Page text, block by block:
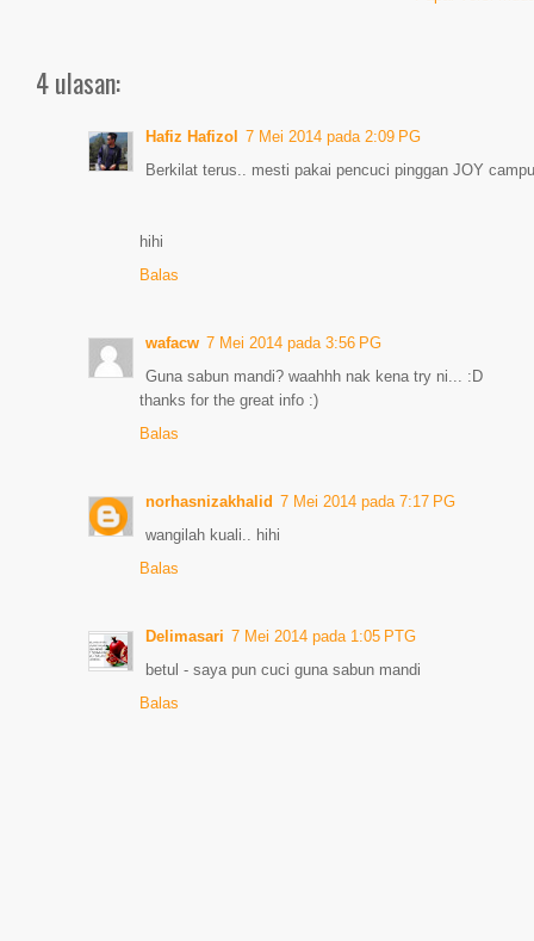
4 ulasan:
Hafiz Hafizol
7 Mei 2014 pada 2:09 PG
Berkilat terus.. mesti pakai pencuci pinggan JOY
hihi
Balas
wafacw 7 Mei 2014 pada 3:56 PG
Guna sabun mandi? waahhh nak kena try ni... :D
thanks for the great info :)
Balas
norhasnizakhalid 7 Mei 2014 pada 7:17 PG
wangilah kuali.. hihi
Balas
Delimasari 7 Mei 2014 pada 1:05 PTG
betul - saya pun cuci guna sabun mandi
Balas